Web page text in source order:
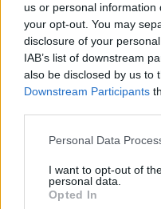
us or personal
your opt-out. You may
disclosure of your
IAB’s list of downstream
also be disclosed by us to
Downstream Participants
Personal Data
I want to opt-out of
personal data.
Opted In